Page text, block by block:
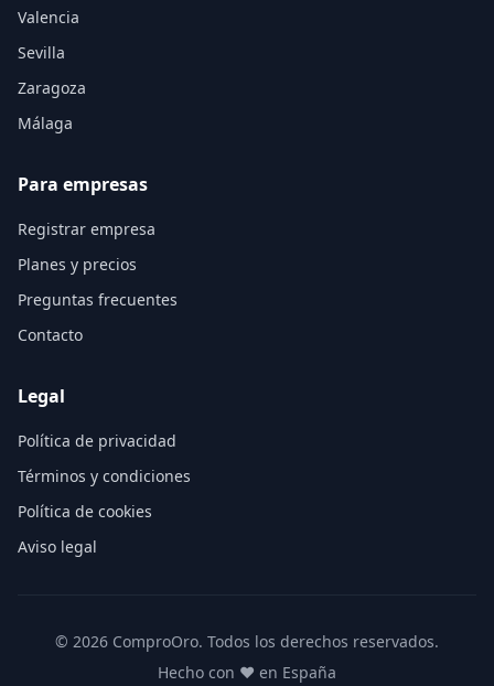
Valencia
Sevilla
Zaragoza
Málaga
Para empresas
Registrar empresa
Planes y precios
Preguntas frecuentes
Contacto
Legal
Política de privacidad
Términos y condiciones
Política de cookies
Aviso legal
© 2026 ComproOro. Todos los derechos reservados.
Hecho con ❤️ en España